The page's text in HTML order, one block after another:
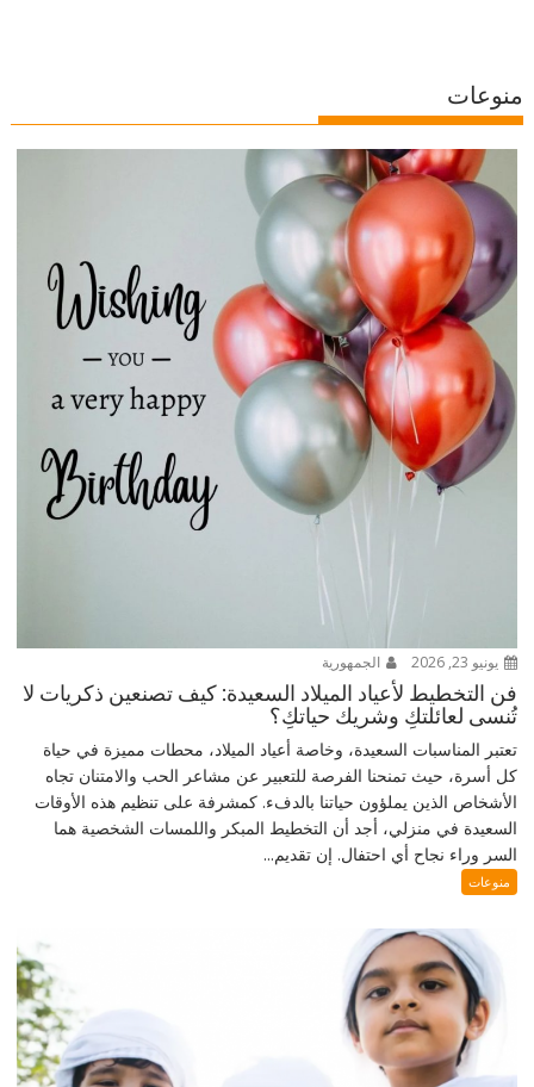
منوعات
يونيو 23, 2026 الجمهورية
فن التخطيط لأعياد الميلاد السعيدة: كيف تصنعين ذكريات لا
تُنسى لعائلتكِ وشريك حياتكِ؟
تعتبر المناسبات السعيدة، وخاصة أعياد الميلاد، محطات مميزة في حياة
كل أسرة، حيث تمنحنا الفرصة للتعبير عن مشاعر الحب والامتنان تجاه
الأشخاص الذين يملؤون حياتنا بالدفء. كمشرفة على تنظيم هذه الأوقات
السعيدة في منزلي، أجد أن التخطيط المبكر واللمسات الشخصية هما
السر وراء نجاح أي احتفال. إن تقديم...
منوعات